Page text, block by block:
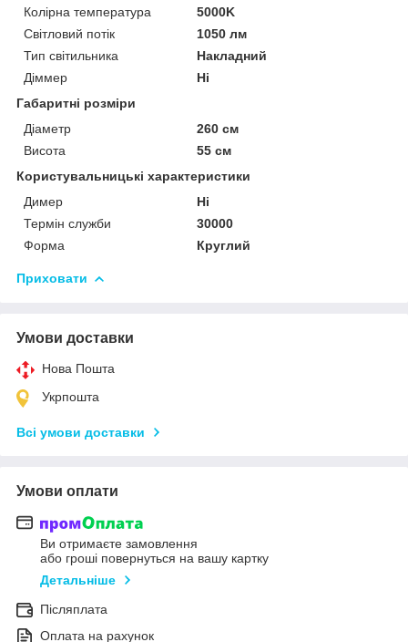
Колірна температура
5000K
Світловий потік
1050 лм
Тип світильника
Накладний
Діммер
Ні
Габаритні розміри
Діаметр
260 см
Висота
55 см
Користувальницькі характеристики
Димер
Ні
Термін служби
30000
Форма
Круглий
Приховати
Умови доставки
Нова Пошта
Укрпошта
Всі умови доставки
Умови оплати
Ви отримаєте замовлення
або гроші повернуться на вашу картку
Детальніше
Післяплата
Оплата на рахунок